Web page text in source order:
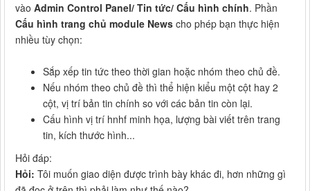
vào Admin Control Panel/ Tin tức/ Cấu hình chính. Phần
Cấu hình trang chủ module News cho phép bạn thực hiện
nhiều tùy chọn:
Sắp xếp tin tức theo thời gian hoặc nhóm theo chủ đề.
Nếu nhóm theo chủ đề thì thể hiện kiểu một cột hay 2
cột, vị trí bản tin chính so với các bản tin còn lại.
Cấu hình vị trí hnhf minh họa, lượng bài viết trên trang
tin, kích thước hình...
Hỏi đáp:
Hỏi: Tôi muốn giao diện được trình bày khác đi, hơn những gì